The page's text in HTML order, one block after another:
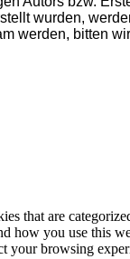
wurden,
werden, bitten
that are
how you use this
your browsing